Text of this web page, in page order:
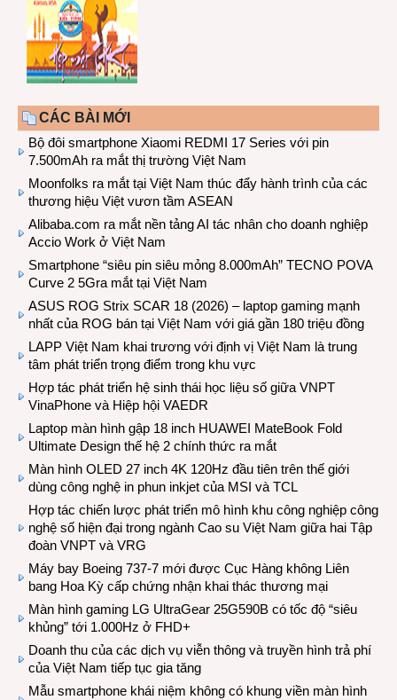
CÁC BÀI MỚI
Bộ đôi smartphone Xiaomi REDMI 17 Series với pin
7.500mAh ra mắt thị trường Việt Nam
Moonfolks ra mắt tại Việt Nam thúc đẩy hành trình của các
thương hiệu Việt vươn tầm ASEAN
Alibaba.com ra mắt nền tảng AI tác nhân cho doanh nghiệp
Accio Work ở Việt Nam
Smartphone “siêu pin siêu mỏng 8.000mAh” TECNO POVA
Curve 2 5Gra mắt tại Việt Nam
ASUS ROG Strix SCAR 18 (2026) – laptop gaming mạnh
nhất của ROG bán tại Việt Nam với giá gần 180 triệu đồng
LAPP Việt Nam khai trương với định vị Việt Nam là trung
tâm phát triển trọng điểm trong khu vực
Hợp tác phát triển hệ sinh thái học liệu số giữa VNPT
VinaPhone và Hiệp hội VAEDR
Laptop màn hình gập 18 inch HUAWEI MateBook Fold
Ultimate Design thế hệ 2 chính thức ra mắt
Màn hình OLED 27 inch 4K 120Hz đầu tiên trên thế giới
dùng công nghệ in phun inkjet của MSI và TCL
Hợp tác chiến lược phát triển mô hình khu công nghiệp công
nghệ số hiện đại trong ngành Cao su Việt Nam giữa hai Tập
đoàn VNPT và VRG
Máy bay Boeing 737-7 mới được Cục Hàng không Liên
bang Hoa Kỳ cấp chứng nhận khai thác thương mại
Màn hình gaming LG UltraGear 25G590B có tốc độ “siêu
khủng” tới 1.000Hz ở FHD+
Doanh thu của các dịch vụ viễn thông và truyền hình trả phí
của Việt Nam tiếp tục gia tăng
Mẫu smartphone khái niệm không có khung viền màn hình